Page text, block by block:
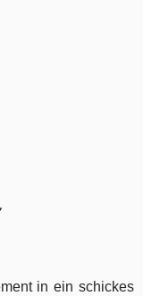
in ein schickes